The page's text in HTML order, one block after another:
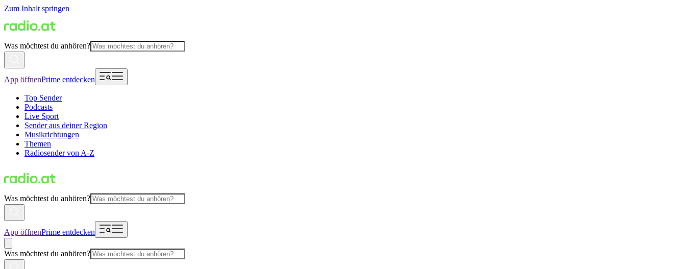
Zum Inhalt springen
Was möchtest du anhören?
App öffnenPrime entdecken
Top Sender
Podcasts
Live Sport
Sender aus deiner Region
Musikrichtungen
Themen
Radiosender von A-Z
Was möchtest du anhören?
App öffnenPrime entdecken
Was möchtest du anhören?